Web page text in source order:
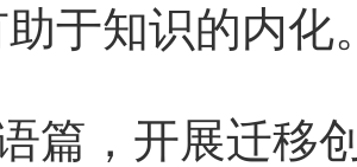
于知识的内
篇，开展迁移